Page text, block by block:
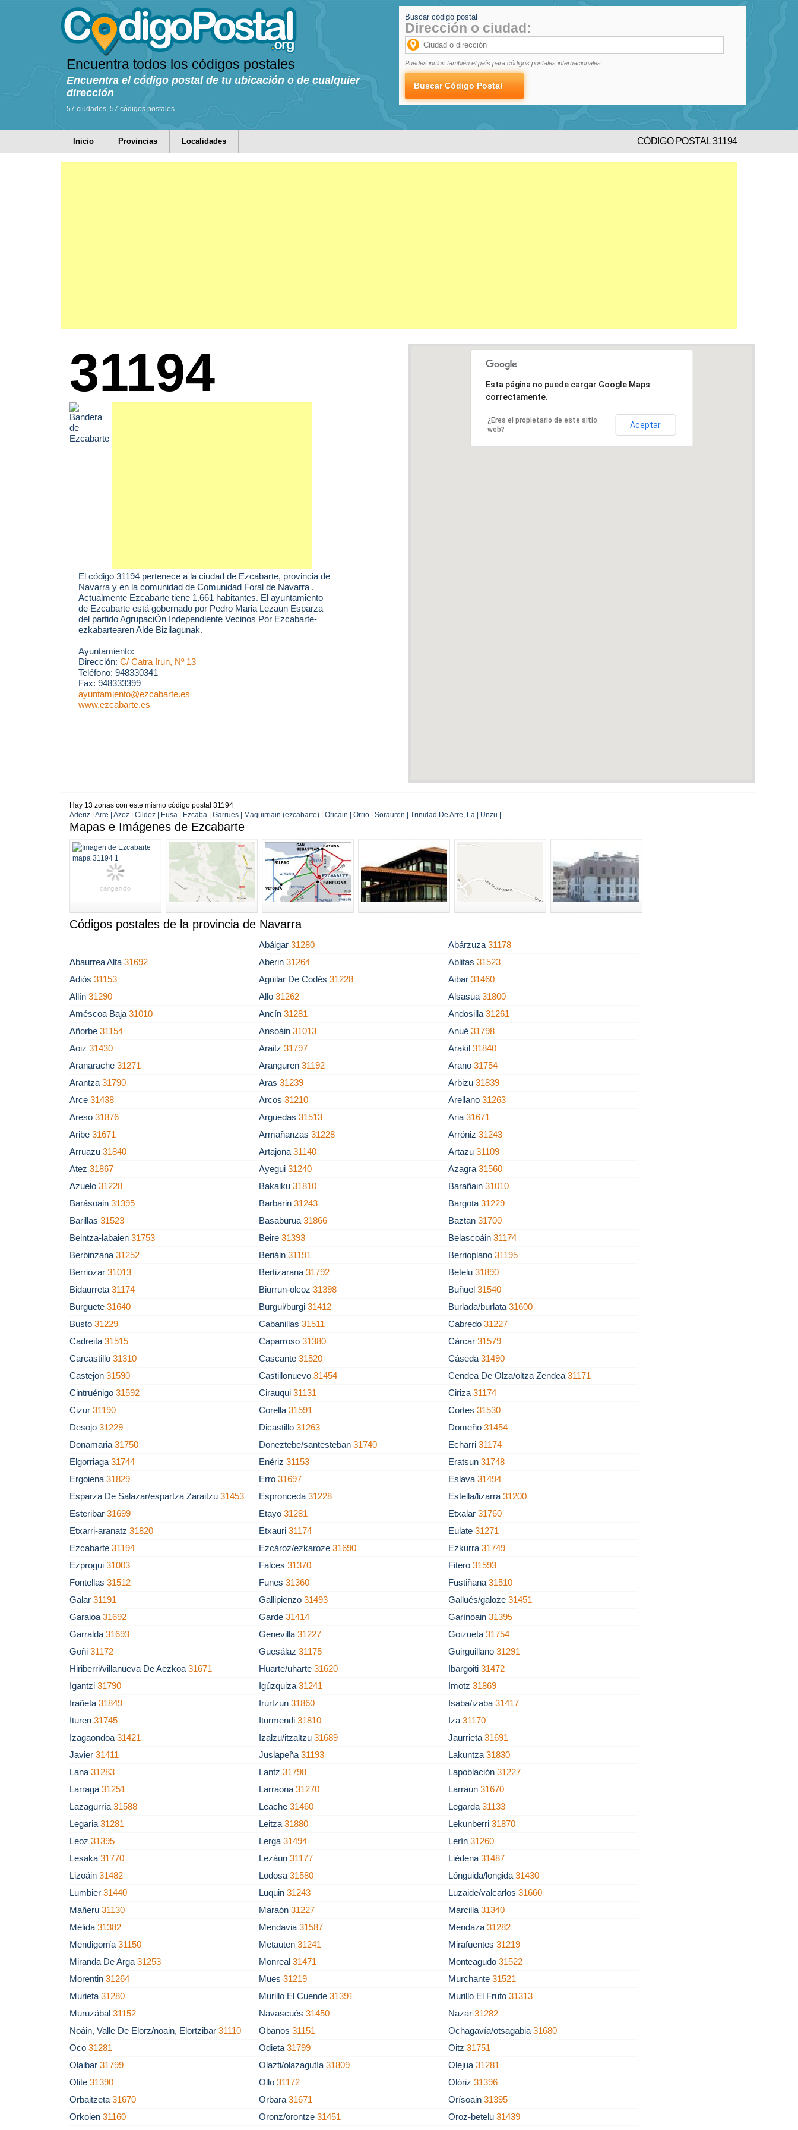
Encuentra todos los códigos postales
Encuentra el código postal de tu ubicación o de cualquier
dirección
57 ciudades, 57 códigos postales
Buscar código postal
Dirección o ciudad:
Puedes incluir también el país para códigos postales internacionales
Inicio Provincias Localidades CÓDIGO POSTAL 31194
31194
El código 31194 pertenece a la ciudad de Ezcabarte, provincia de
Navarra y en la comunidad de Comunidad Foral de Navarra .
Actualmente Ezcabarte tiene 1.661 habitantes. El ayuntamiento
de Ezcabarte está gobernado por Pedro Maria Lezaun Esparza
del partido AgrupaciÓn Independiente Vecinos Por Ezcabarte-
ezkabartearen Alde Bizilagunak.
Ayuntamiento:
Dirección: C/ Catra Irun, Nº 13
Teléfono: 948330341
Fax: 948333399
ayuntamiento@ezcabarte.es
www.ezcabarte.es
Esta página no puede cargar Google Maps
correctamente.
¿Eres el propietario de este sitio
web?
Aceptar
Hay 13 zonas con este mismo código postal 31194
Aderiz | Arre | Azoz | Cildoz | Eusa | Ezcaba | Garrues | Maquirriain (ezcabarte) | Oricain | Orrio | Sorauren | Trinidad De Arre, La | Unzu |
Mapas e Imágenes de Ezcabarte
Códigos postales de la provincia de Navarra
Abáigar31280 Abárzuza31178
Abaurrea Alta 31692 Aberin31264 Ablitas31523
Adiós 31153 Aguilar De Codés31228 Aibar31460
Allín 31290 Allo31262 Alsasua31800
Améscoa Baja 31010 Ancín31281 Andosilla31261
Añorbe 31154 Ansoáin31013 Anué31798
Aoiz 31430 Araitz31797 Arakil31840
Aranarache 31271 Aranguren31192 Arano31754
Arantza 31790 Aras31239 Arbizu31839
Arce 31438 Arcos31210 Arellano31263
Areso 31876 Arguedas31513 Aria31671
Aribe 31671 Armañanzas31228 Arróniz31243
Arruazu 31840 Artajona31140 Artazu31109
Atez 31867 Ayegui31240 Azagra31560
Azuelo 31228 Bakaiku31810 Barañain31010
Barásoain 31395 Barbarin31243 Bargota31229
Barillas 31523 Basaburua31866 Baztan31700
Beintza-labaien 31753 Beire31393 Belascoáin31174
Berbinzana 31252 Beriáin31191 Berrioplano31195
Berriozar 31013 Bertizarana31792 Betelu31890
Bidaurreta 31174 Biurrun-olcoz31398 Buñuel31540
Burguete 31640 Burgui/burgi31412 Burlada/burlata31600
Busto 31229 Cabanillas31511 Cabredo31227
Cadreita 31515 Caparroso31380 Cárcar31579
Carcastillo 31310 Cascante31520 Cáseda31490
Castejon 31590 Castillonuevo31454 Cendea De Olza/oltza Zendea31171
Cintruénigo 31592 Cirauqui31131 Ciriza31174
Cizur 31190 Corella31591 Cortes31530
Desojo 31229 Dicastillo31263 Domeño31454
Donamaria 31750 Doneztebe/santesteban31740 Echarri31174
Elgorriaga 31744 Enériz31153 Eratsun31748
Ergoiena 31829 Erro31697 Eslava31494
Esparza De Salazar/espartza Zaraitzu 31453 Espronceda31228 Estella/lizarra31200
Esteribar 31699 Etayo31281 Etxalar31760
Etxarri-aranatz 31820 Etxauri31174 Eulate31271
Ezcabarte 31194 Ezcároz/ezkaroze31690 Ezkurra31749
Ezprogui 31003 Falces31370 Fitero31593
Fontellas 31512 Funes31360 Fustiñana31510
Galar 31191 Gallipienzo31493 Gallués/galoze31451
Garaioa 31692 Garde31414 Garínoain31395
Garralda 31693 Genevilla31227 Goizueta31754
Goñi 31172 Guesálaz31175 Guirguillano31291
Hiriberri/villanueva De Aezkoa 31671 Huarte/uharte31620 Ibargoiti31472
Igantzi 31790 Igúzquiza31241 Imotz31869
Irañeta 31849 Irurtzun31860 Isaba/izaba31417
Ituren 31745 Iturmendi31810 Iza31170
Izagaondoa 31421 Izalzu/itzaltzu31689 Jaurrieta31691
Javier 31411 Juslapeña31193 Lakuntza31830
Lana 31283 Lantz31798 Lapoblación31227
Larraga 31251 Larraona31270 Larraun31670
Lazagurría 31588 Leache31460 Legarda31133
Legaria 31281 Leitza31880 Lekunberri31870
Leoz 31395 Lerga31494 Lerín31260
Lesaka 31770 Lezáun31177 Liédena31487
Lizoáin 31482 Lodosa31580 Lónguida/longida31430
Lumbier 31440 Luquin31243 Luzaide/valcarlos31660
Mañeru 31130 Maraón31227 Marcilla31340
Mélida 31382 Mendavia31587 Mendaza31282
Mendigorría 31150 Metauten31241 Mirafuentes31219
Miranda De Arga 31253 Monreal31471 Monteagudo31522
Morentin 31264 Mues31219 Murchante31521
Murieta 31280 Murillo El Cuende31391 Murillo El Fruto31313
Muruzábal 31152 Navascués31450 Nazar31282
Noáin, Valle De Elorz/noain, Elortzibar 31110 Obanos31151 Ochagavía/otsagabia31680
Oco 31281 Odieta31799 Oitz31751
Olaibar 31799 Olazti/olazagutía31809 Olejua31281
Olite 31390 Ollo31172 Olóriz31396
Orbaitzeta 31670 Orbara31671 Orísoain31395
Orkoien 31160 Oronz/orontze31451 Oroz-betelu31439